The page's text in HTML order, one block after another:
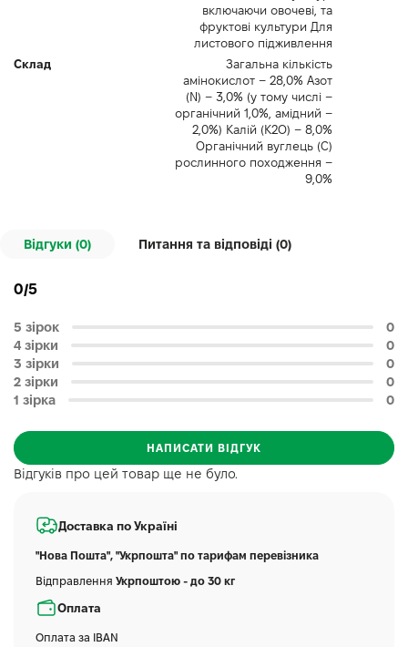
включаючи овочеві, та
фруктові культури Для
листового підживлення
Склад
Загальна кількість
амінокислот – 28,0% Азот
(N) – 3,0% (у тому числі –
органічний 1,0%, амідний –
2,0%) Калій (K2O) – 8,0%
Органічний вуглець (C)
рослинного походження –
9,0%
Відгуки (0) Питання та відповіді (0)
Відгуків про цей товар ще не було.
0/5
5 зірок
0
4 зірки
0
3 зірки
0
2 зірки
0
1 зірка
0
НАПИСАТИ ВІДГУК
Доставка по Україні
"Нова Пошта", "Укрпошта" по тарифам перевізника
Відправлення Укрпоштою - до 30 кг
Оплата
Оплата за IBAN